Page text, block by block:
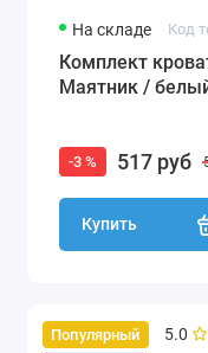
На складе Код
Комплект
Маятник /
-3 % 517 руб
Купить
Популярный
5.0